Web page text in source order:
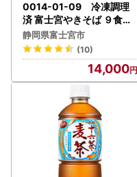
0014-01-09 冷凍調理
済 富士宮やきそば ９食セ
ット （3食入×3袋）
静岡県富士宮市
(10)
14,000